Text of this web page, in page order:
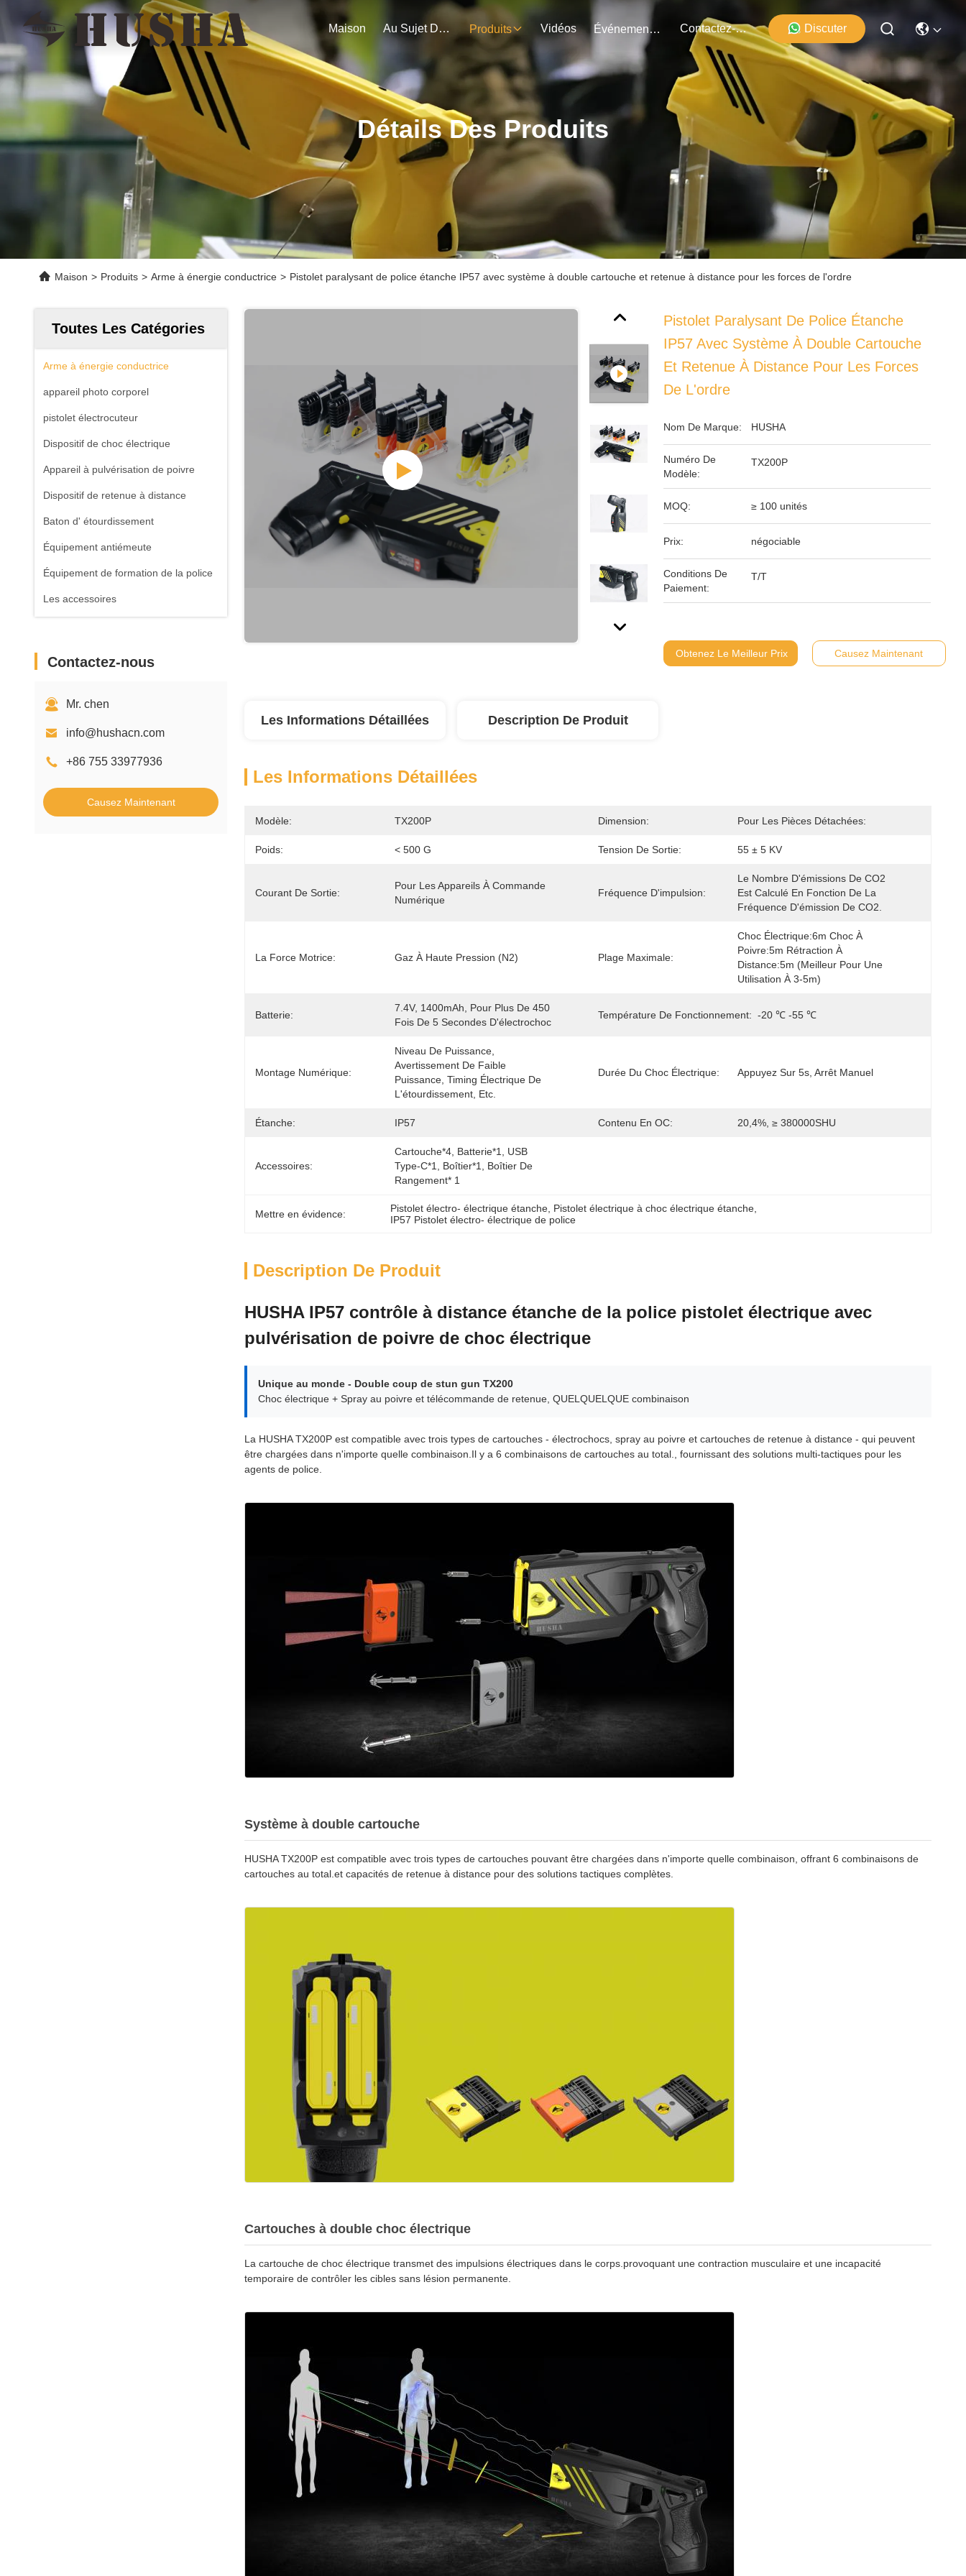
Maison Au Sujet De Nous Produits Vidéos Événements Contactez-Nous Discuter
Détails Des Produits
Maison > Produits > Arme à énergie conductrice > Pistolet paralysant de police étanche IP57 avec système à double cartouche et retenue à distance pour les forces de l'ordre
Toutes Les Catégories
Arme à énergie conductrice
appareil photo corporel
pistolet électrocuteur
Dispositif de choc électrique
Appareil à pulvérisation de poivre
Dispositif de retenue à distance
Baton d' étourdissement
Équipement antiémeute
Équipement de formation de la police
Les accessoires
Contactez-nous
Mr. chen
info@hushacn.com
+86 755 33977936
Causez Maintenant
Pistolet Paralysant De Police Étanche
IP57 Avec Système À Double Cartouche
Et Retenue À Distance Pour Les Forces
De L'ordre
Nom De Marque: HUSHA
Numéro De
Modèle:
TX200P
MOQ: ≥ 100 unités
Prix: négociable
Conditions De
Paiement:
T/T
Obtenez Le Meilleur Prix Causez Maintenant
Les Informations Détaillées Description De Produit
Les Informations Détaillées
Modèle: TX200P Dimension: Pour Les Pièces Détachées:
Poids: < 500 G Tension De Sortie: 55 ± 5 KV
Courant De Sortie:
Pour Les Appareils À Commande
Numérique
Fréquence D'impulsion:
Le Nombre D'émissions De CO2
Est Calculé En Fonction De La
Fréquence D'émission De CO2.
La Force Motrice: Gaz À Haute Pression (N2) Plage Maximale:
Choc Électrique:6m Choc À
Poivre:5m Rétraction À
Distance:5m (meilleur Pour Une
Utilisation À 3-5m)
Batterie:
7.4V, 1400mAh, Pour Plus De 450
Fois De 5 Secondes D'électrochoc
Température De Fonctionnement: -20 ℃ -55 ℃
Montage Numérique:
Niveau De Puissance,
Avertissement De Faible
Puissance, Timing Électrique De
L'étourdissement, Etc.
Durée Du Choc Électrique: Appuyez Sur 5s, Arrêt Manuel
Étanche: IP57 Contenu En OC: 20,4%, ≥ 380000SHU
Accessoires:
Cartouche*4, Batterie*1, USB
Type-C*1, Boîtier*1, Boîtier De
Rangement* 1
Mettre en évidence: Pistolet électro- électrique étanche Pistolet électrique à choc électrique étanche
IP57 Pistolet électro- électrique de police
Description De Produit
HUSHA IP57 contrôle à distance étanche de la police pistolet électrique avec
pulvérisation de poivre de choc électrique
Unique au monde - Double coup de stun gun TX200
Choc électrique + Spray au poivre et télécommande de retenue, QUELQUELQUE combinaison
La HUSHA TX200P est compatible avec trois types de cartouches - électrochocs, spray au poivre et cartouches de retenue à distance - qui peuvent
être chargées dans n'importe quelle combinaison.Il y a 6 combinaisons de cartouches au total., fournissant des solutions multi-tactiques pour les
agents de police.
Système à double cartouche
HUSHA TX200P est compatible avec trois types de cartouches pouvant être chargées dans n'importe quelle combinaison, offrant 6 combinaisons de
cartouches au total.et capacités de retenue à distance pour des solutions tactiques complètes.
Cartouches à double choc électrique
La cartouche de choc électrique transmet des impulsions électriques dans le corps.provoquant une contraction musculaire et une incapacité
temporaire de contrôler les cibles sans lésion permanente.